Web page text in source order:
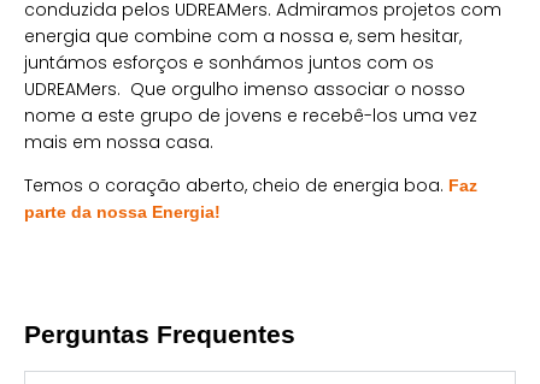
conduzida pelos UDREAMers. Admiramos projetos com
energia que combine com a nossa e, sem hesitar,
juntámos esforços e sonhámos juntos com os
UDREAMers. Que orgulho imenso associar o nosso
nome a este grupo de jovens e recebê-los uma vez
mais em nossa casa.
Temos o coração aberto, cheio de energia boa. Faz
parte da nossa Energia!
Perguntas Frequentes